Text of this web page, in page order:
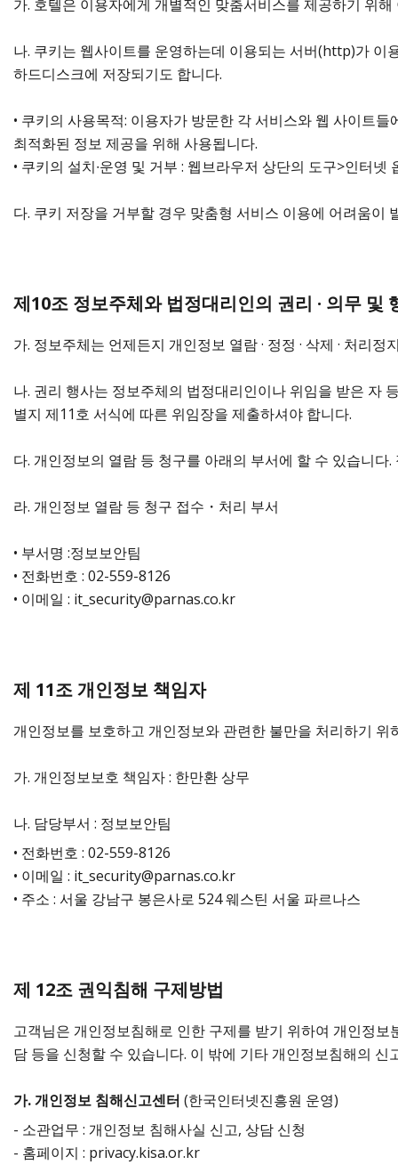
가. 호텔은 이용자에게 개별적인 맞춤서비스를 제공하기 위
나. 쿠키는 웹사이트를 운영하는데 이용되는 서버(http)가 이
하드디스크에 저장되기도 합니다.
• 쿠키의 사용목적: 이용자가 방문한 각 서비스와 웹 사이트
최적화된 정보 제공을 위해 사용됩니다.
• 쿠키의 설치∙운영 및 거부 : 웹브라우저 상단의 도구>인터
다. 쿠키 저장을 거부할 경우 맞춤형 서비스 이용에 어려움이
제10조 정보주체와 법정대리인의 권리 · 의무 및
가. 정보주체는 언제든지 개인정보 열람 · 정정 · 삭제 · 처리
나. 권리 행사는 정보주체의 법정대리인이나 위임을 받은 자
별지 제11호 서식에 따른 위임장을 제출하셔야 합니다.
다. 개인정보의 열람 등 청구를 아래의 부서에 할 수 있습니
라. 개인정보 열람 등 청구 접수・처리 부서
• 부서명 :정보보안팀
• 전화번호 : 02-559-8126
• 이메일 : it_security@parnas.co.kr
제 11조 개인정보 책임자
개인정보를 보호하고 개인정보와 관련한 불만을 처리하기
가. 개인정보보호 책임자 : 한만환 상무
나. 담당부서 : 정보보안팀
• 전화번호 : 02-559-8126
• 이메일 : it_security@parnas.co.kr
• 주소 : 서울 강남구 봉은사로 524 웨스틴 서울 파르나스
제 12조 권익침해 구제방법
고객님은 개인정보침해로 인한 구제를 받기 위하여 개인정
담 등을 신청할 수 있습니다. 이 밖에 기타 개인정보침해의
가. 개인정보 침해신고센터 (한국인터넷진흥원 운영)
- 소관업무 : 개인정보 침해사실 신고, 상담 신청
- 홈페이지 : privacy.kisa.or.kr